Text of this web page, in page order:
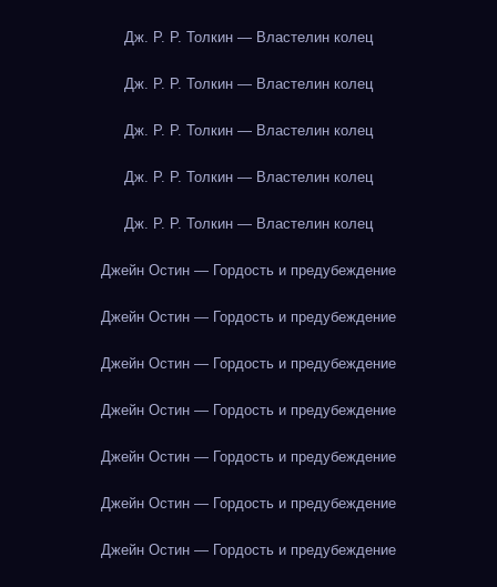
Дж. Р. Р. Толкин — Властелин колец
Дж. Р. Р. Толкин — Властелин колец
Дж. Р. Р. Толкин — Властелин колец
Дж. Р. Р. Толкин — Властелин колец
Дж. Р. Р. Толкин — Властелин колец
Джейн Остин — Гордость и предубеждение
Джейн Остин — Гордость и предубеждение
Джейн Остин — Гордость и предубеждение
Джейн Остин — Гордость и предубеждение
Джейн Остин — Гордость и предубеждение
Джейн Остин — Гордость и предубеждение
Джейн Остин — Гордость и предубеждение